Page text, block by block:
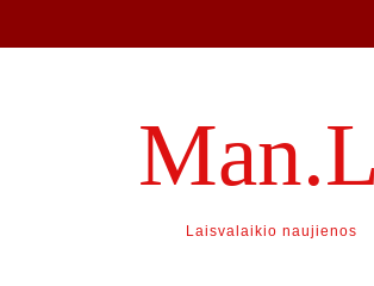
Laisvalaikio naujienos